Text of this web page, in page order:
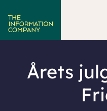
Årets